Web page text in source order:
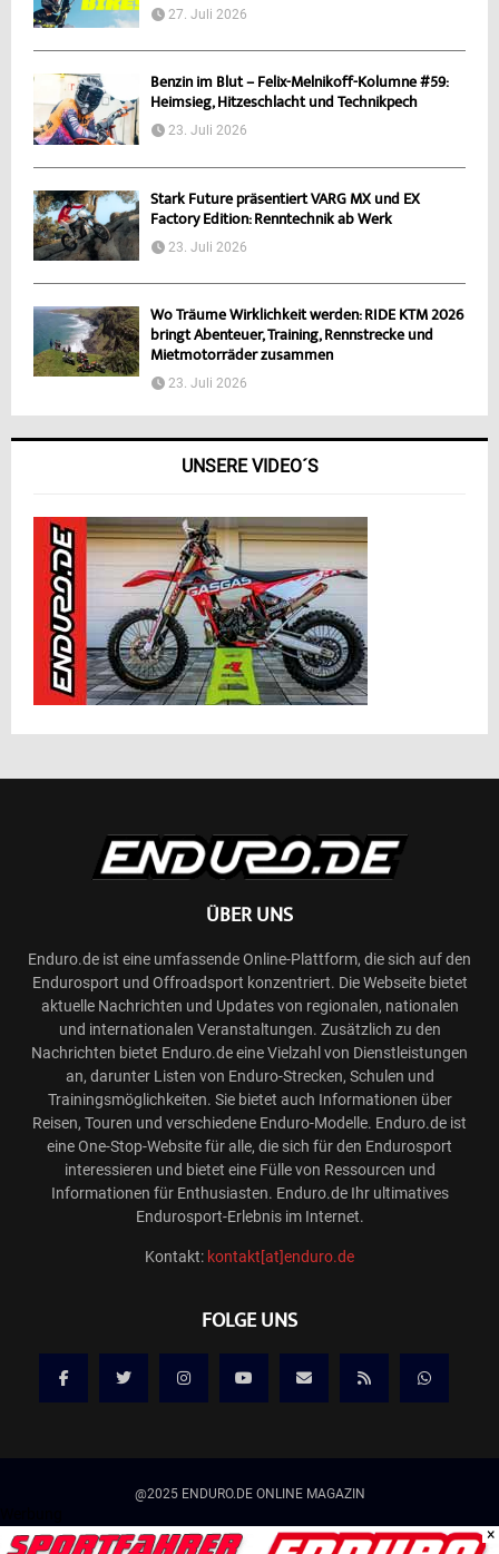
27. Juli 2026
Benzin im Blut – Felix-Melnikoff-Kolumne #59:
Heimsieg, Hitzeschlacht und Technikpech
23. Juli 2026
Stark Future präsentiert VARG MX und EX
Factory Edition: Renntechnik ab Werk
23. Juli 2026
Wo Träume Wirklichkeit werden: RIDE KTM 2026
bringt Abenteuer, Training, Rennstrecke und
Mietmotorräder zusammen
23. Juli 2026
UNSERE VIDEO´S
ÜBER UNS
Enduro.de ist eine umfassende Online-Plattform, die sich auf den
Endurosport und Offroadsport konzentriert. Die Webseite bietet
aktuelle Nachrichten und Updates von regionalen, nationalen
und internationalen Veranstaltungen. Zusätzlich zu den
Nachrichten bietet Enduro.de eine Vielzahl von Dienstleistungen
an, darunter Listen von Enduro-Strecken, Schulen und
Trainingsmöglichkeiten. Sie bietet auch Informationen über
Reisen, Touren und verschiedene Enduro-Modelle. Enduro.de ist
eine One-Stop-Website für alle, die sich für den Endurosport
interessieren und bietet eine Fülle von Ressourcen und
Informationen für Enthusiasten. Enduro.de Ihr ultimatives
Endurosport-Erlebnis im Internet.
Kontakt: kontakt[at]enduro.de
FOLGE UNS
@2025 ENDURO.DE ONLINE MAGAZIN
Kontakt Mediadaten/Werbung
×